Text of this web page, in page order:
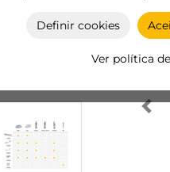
Definir cookies
Ver política